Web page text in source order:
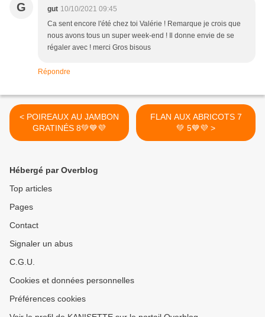
G gut 10/10/2021 09:45
Ca sent encore l'été chez toi Valérie ! Remarque je crois que
nous avons tous un super week-end ! Il donne envie de se
régaler avec ! merci Gros bisous
Répondre
< POIREAUX AU JAMBON
GRATINÉS 8💚💙💜
FLAN AUX ABRICOTS 7
💚 5💙💜 >
Hébergé par Overblog
Top articles
Pages
Contact
Signaler un abus
C.G.U.
Cookies et données personnelles
Préférences cookies